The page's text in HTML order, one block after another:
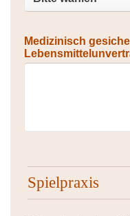
Medizinisch
Spielpraxis